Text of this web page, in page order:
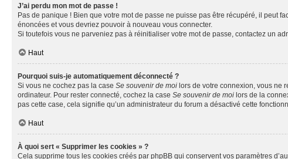
J’ai perdu mon mot de passe !
Pas de panique ! Bien que votre mot de passe ne puisse pas être récupéré, il peut
énoncées et vous devriez pouvoir à nouveau vous connecter.
Si toutefois vous ne parveniez pas à réinitialiser votre mot de passe, contactez un
Haut
Pourquoi suis-je automatiquement déconnecté ?
Si vous ne cochez pas la case Se souvenir de moi lors de votre connexion, vous ne
ordinateur. Pour rester connecté, cochez la case Se souvenir de moi lors de la
pas cette case, cela signifie qu’un administrateur du forum a désactivé cette
Haut
À quoi sert « Supprimer les cookies » ?
Cela supprime tous les cookies créés par phpBB qui conservent vos paramètres